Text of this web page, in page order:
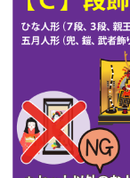
第47回人形
第46回人形
第45回人形
第44回人形